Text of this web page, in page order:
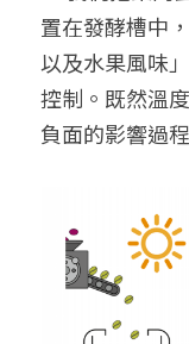
置在發酵槽中
以及水果風味
控制。既然溫
負面的影響過